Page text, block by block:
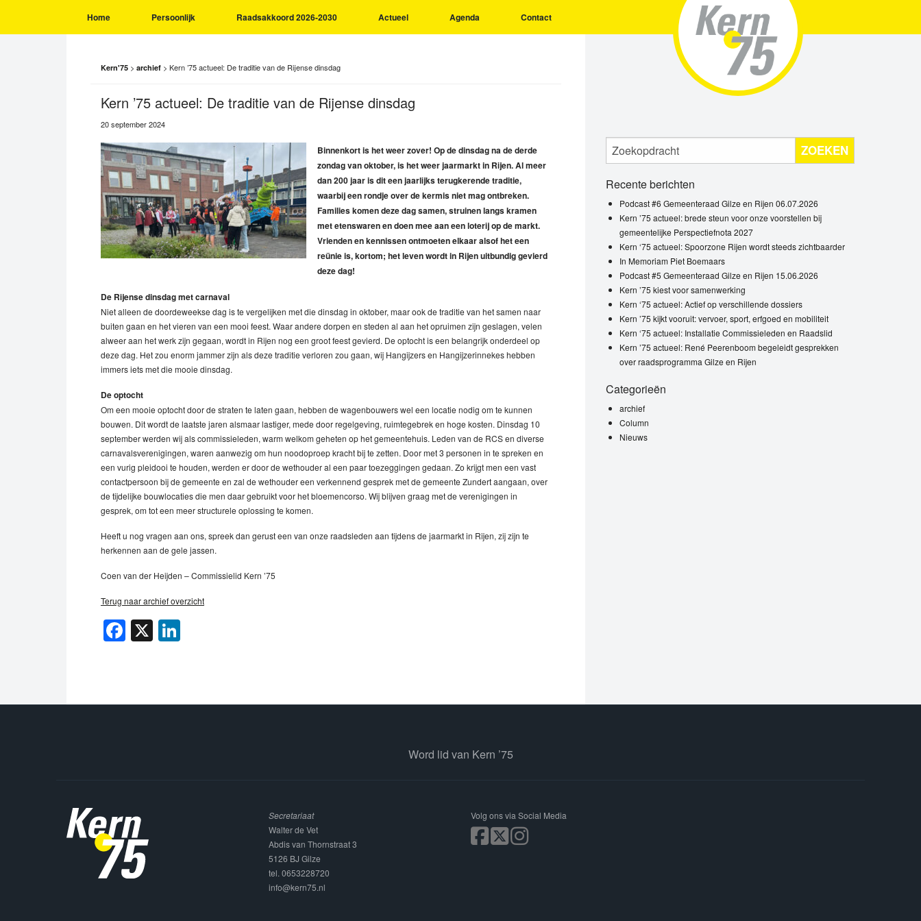
Home Persoonlijk Raadsakkoord 2026-2030 Actueel Agenda Contact
Kern'75 > archief > Kern ’75 actueel: De traditie van de Rijense dinsdag
Kern ’75 actueel: De traditie van de Rijense dinsdag
20 september 2024
Binnenkort is het weer zover! Op de dinsdag na de derde
zondag van oktober, is het weer jaarmarkt in Rijen. Al meer
dan 200 jaar is dit een jaarlijks terugkerende traditie,
waarbij een rondje over de kermis niet mag ontbreken.
Families komen deze dag samen, struinen langs kramen
met etenswaren en doen mee aan een loterij op de markt.
Vrienden en kennissen ontmoeten elkaar alsof het een
reünie is, kortom; het leven wordt in Rijen uitbundig gevierd
deze dag!
De Rijense dinsdag met carnaval
Niet alleen de doordeweekse dag is te vergelijken met die dinsdag in oktober, maar ook de traditie van het samen naar
buiten gaan en het vieren van een mooi feest. Waar andere dorpen en steden al aan het opruimen zijn geslagen, velen
alweer aan het werk zijn gegaan, wordt in Rijen nog een groot feest gevierd. De optocht is een belangrijk onderdeel op
deze dag. Het zou enorm jammer zijn als deze traditie verloren zou gaan, wij Hangijzers en Hangijzerinnekes hebben
immers iets met die mooie dinsdag.
De optocht
Om een mooie optocht door de straten te laten gaan, hebben de wagenbouwers wel een locatie nodig om te kunnen
bouwen. Dit wordt de laatste jaren alsmaar lastiger, mede door regelgeving, ruimtegebrek en hoge kosten. Dinsdag 10
september werden wij als commissieleden, warm welkom geheten op het gemeentehuis. Leden van de RCS en diverse
carnavalsverenigingen, waren aanwezig om hun noodoproep kracht bij te zetten. Door met 3 personen in te spreken en
een vurig pleidooi te houden, werden er door de wethouder al een paar toezeggingen gedaan. Zo krijgt men een vast
contactpersoon bij de gemeente en zal de wethouder een verkennend gesprek met de gemeente Zundert aangaan, over
de tijdelijke bouwlocaties die men daar gebruikt voor het bloemencorso. Wij blijven graag met de verenigingen in
gesprek, om tot een meer structurele oplossing te komen.
Heeft u nog vragen aan ons, spreek dan gerust een van onze raadsleden aan tijdens de jaarmarkt in Rijen, zij zijn te
herkennen aan de gele jassen.
Coen van der Heijden – Commissielid Kern ’75
Terug naar archief overzicht
Facebook
X
ZOEKEN
Recente berichten
Podcast #6 Gemeenteraad Gilze en Rijen 06.07.2026
Kern ’75 actueel: brede steun voor onze voorstellen bij
gemeentelijke Perspectiefnota 2027
Kern ‘75 actueel: Spoorzone Rijen wordt steeds zichtbaarder
In Memoriam Piet Boemaars
Podcast #5 Gemeenteraad Gilze en Rijen 15.06.2026
Kern ’75 kiest voor samenwerking
Kern ‘75 actueel: Actief op verschillende dossiers
Kern ’75 kijkt vooruit: vervoer, sport, erfgoed en mobiliteit
Kern ‘75 actueel: Installatie Commissieleden en Raadslid
Kern ’75 actueel: René Peerenboom begeleidt gesprekken
over raadsprogramma Gilze en Rijen
Categorieën
archief
Column
Nieuws
Word lid van Kern ’75
Secretariaat
Walter de Vet
Abdis van Thornstraat 3
5126 BJ Gilze
tel. 0653228720
info@kern75.nl
Volg ons via Social Media